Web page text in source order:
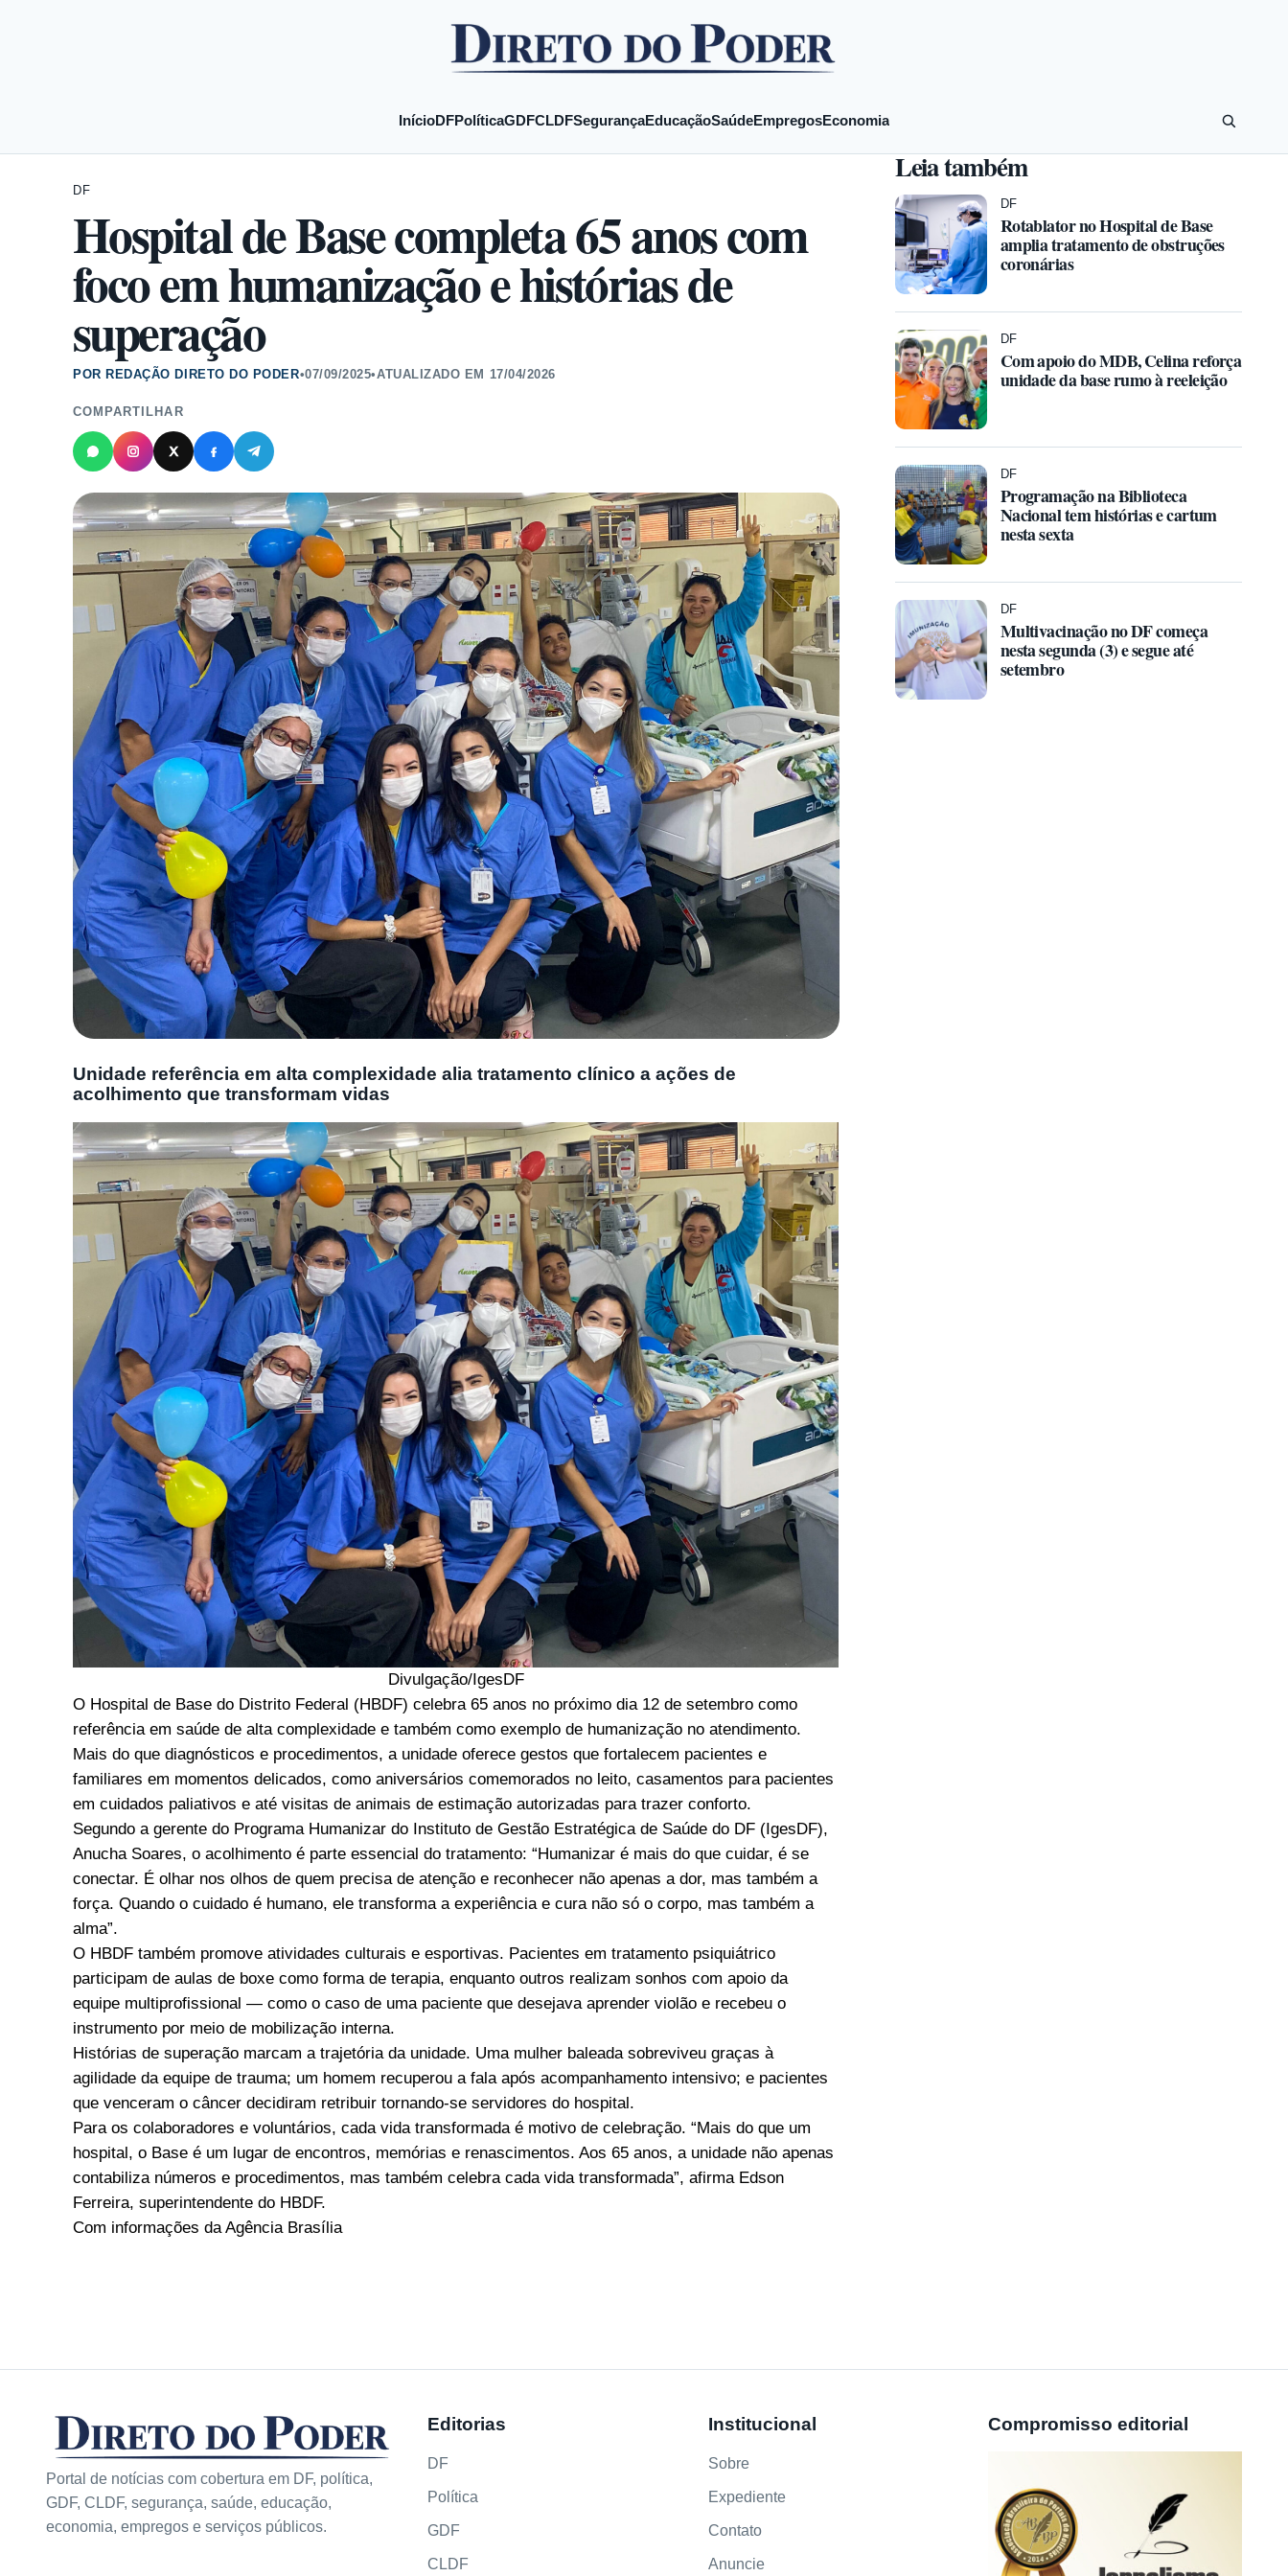
InícioDFPolíticaGDFCLDFSegurançaEducaçãoSaúdeEmpregosEconomia
DF
Hospital de Base completa 65 anos com
foco em humanização e histórias de
superação
POR REDAÇÃO DIRETO DO PODER•07/09/2025•ATUALIZADO EM 17/04/2026
COMPARTILHAR
Unidade referência em alta complexidade alia tratamento clínico a ações de
acolhimento que transformam vidas
Divulgação/IgesDF
O Hospital de Base do Distrito Federal (HBDF) celebra 65 anos no próximo dia 12 de setembro como
referência em saúde de alta complexidade e também como exemplo de humanização no atendimento.
Mais do que diagnósticos e procedimentos, a unidade oferece gestos que fortalecem pacientes e
familiares em momentos delicados, como aniversários comemorados no leito, casamentos para pacientes
em cuidados paliativos e até visitas de animais de estimação autorizadas para trazer conforto.
Segundo a gerente do Programa Humanizar do Instituto de Gestão Estratégica de Saúde do DF (IgesDF),
Anucha Soares, o acolhimento é parte essencial do tratamento: “Humanizar é mais do que cuidar, é se
conectar. É olhar nos olhos de quem precisa de atenção e reconhecer não apenas a dor, mas também a
força. Quando o cuidado é humano, ele transforma a experiência e cura não só o corpo, mas também a
alma”.
O HBDF também promove atividades culturais e esportivas. Pacientes em tratamento psiquiátrico
participam de aulas de boxe como forma de terapia, enquanto outros realizam sonhos com apoio da
equipe multiprofissional — como o caso de uma paciente que desejava aprender violão e recebeu o
instrumento por meio de mobilização interna.
Histórias de superação marcam a trajetória da unidade. Uma mulher baleada sobreviveu graças à
agilidade da equipe de trauma; um homem recuperou a fala após acompanhamento intensivo; e pacientes
que venceram o câncer decidiram retribuir tornando-se servidores do hospital.
Para os colaboradores e voluntários, cada vida transformada é motivo de celebração. “Mais do que um
hospital, o Base é um lugar de encontros, memórias e renascimentos. Aos 65 anos, a unidade não apenas
contabiliza números e procedimentos, mas também celebra cada vida transformada”, afirma Edson
Ferreira, superintendente do HBDF.
Com informações da Agência Brasília
Leia também
DF
Rotablator no Hospital de Base
amplia tratamento de obstruções
coronárias
DF
Com apoio do MDB, Celina reforça
unidade da base rumo à reeleição
DF
Programação na Biblioteca
Nacional tem histórias e cartum
nesta sexta
DF
Multivacinação no DF começa
nesta segunda (3) e segue até
setembro
Portal de notícias com cobertura em DF, política,
GDF, CLDF, segurança, saúde, educação,
economia, empregos e serviços públicos.
Editorias
DF
Política
GDF
CLDF
Institucional
Sobre
Expediente
Contato
Anuncie
Compromisso editorial